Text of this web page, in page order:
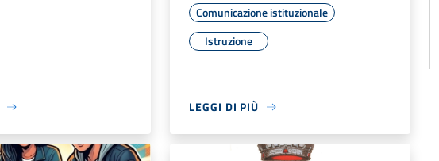
Comunicazione istituzionale
Istruzione
LEGGI DI PIÙ